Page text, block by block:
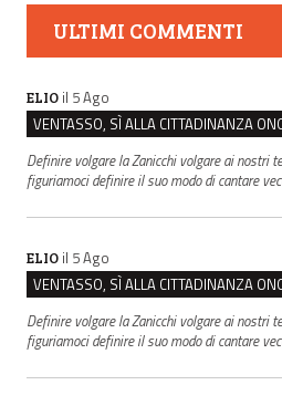
ULTIMI COMMENTI
ELIO il 5 Ago
Definire volgare la Zanicchi volgare ai nostri
figuriamoci definire il suo modo di cantare
ELIO il 5 Ago
Definire volgare la Zanicchi volgare ai nostri
figuriamoci definire il suo modo di cantare